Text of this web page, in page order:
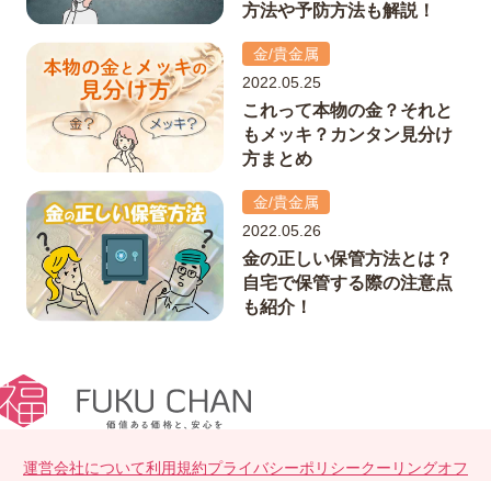
方法や予防方法も解説！
金/貴金属
2022.05.25
これって本物の金？それと
もメッキ？カンタン見分け
方まとめ
金/貴金属
2022.05.26
金の正しい保管方法とは？
自宅で保管する際の注意点
も紹介！
運営会社について利用規約プライバシーポリシークーリングオフ